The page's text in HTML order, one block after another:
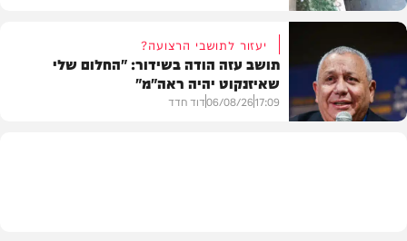
צבא וביטחון
יעזור לתושבי הרצועה?
תושב עזה הודה בשידור: "החלום שלי
שאיזנקוט יהיה ראה"מ"
17:09
06/08/26דוד חדד